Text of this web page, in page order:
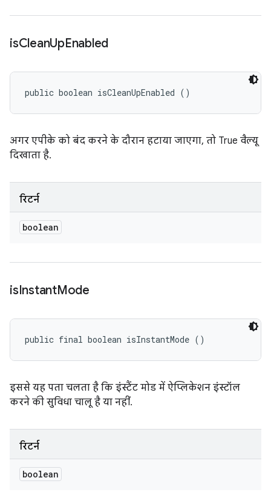
isCleanUpEnabled
public boolean isCleanUpEnabled ()
अगर एपीके को बंद करने के दौरान हटाया जाएगा, तो True वैल्यू
दिखाता है.
रिटर्न
boolean
isInstantMode
public final boolean isInstantMode ()
इससे यह पता चलता है कि इंस्टैंट मोड में ऐप्लिकेशन इंस्टॉल
करने की सुविधा चालू है या नहीं.
रिटर्न
boolean